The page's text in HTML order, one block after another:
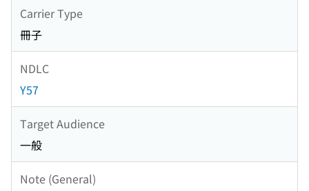
Carrier Type
冊子
NDLC
Y57
Target Audience
一般
Note (General)